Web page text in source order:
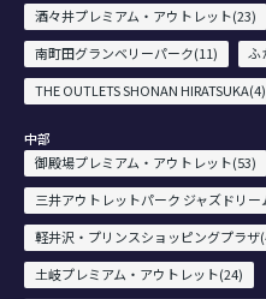
酒々井プレミアム・アウトレット(23)
南町田グランベリーパーク(11)
ふ
THE OUTLETS SHONAN HIRATSUKA(4)
中部
御殿場プレミアム・アウトレット(53)
三井アウトレットパーク ジャズドリー
軽井沢・プリンスショッピングプラザ
土岐プレミアム・アウトレット(24)